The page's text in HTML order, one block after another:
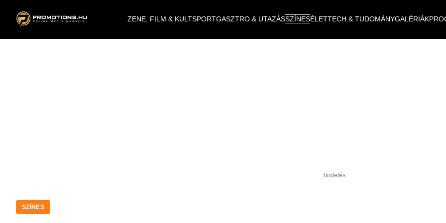
ZENE, FILM & KULTSPORTGASZTRO & UTAZÁSSZÍNESÉLETTECH & TUDOMÁNYGALÉRIÁK
hirdetés
SZÍNES